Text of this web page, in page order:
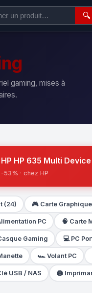
🔍
gaming, mises à
HP HP 635 Multi
-53% · chez HP
(24) 🎮 Carte Graphique
PC 🧠 Carte
Gaming 💻 PC
🏎️ Volant PC
USB / NAS 🖨️